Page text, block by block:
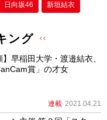
日向坂46 新垣結衣
ング
早稲田大学・渡邉結衣、
賞」の才女
連載 2021.04.21